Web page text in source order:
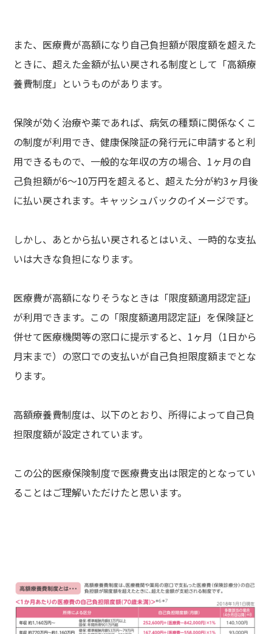
また、医療費が高額になり自己負担額が限度額を超えた
ときに、超えた金額が払い戻される制度として「高額療
養費制度」というものがあります。
保険が効く治療や薬であれば、病気の種類に関係なくこ
の制度が利用でき、健康保険証の発行元に申請すると利
用できるもので、一般的な年収の方の場合、1ヶ月の自
己負担額が6〜10万円を超えると、超えた分が約3ヶ月後
に払い戻されます。キャッシュバックのイメージです。
しかし、あとから払い戻されるとはいえ、一時的な支払
いは大きな負担になります。
医療費が高額になりそうなときは「限度額適用認定証」
が利用できます。この「限度額適用認定証」を保険証と
併せて医療機関等の窓口に提示すると、1ヶ月（1日から
月末まで）の窓口での支払いが自己負担限度額までとな
ります。
高額療養費制度は、以下のとおり、所得によって自己負
担限度額が設定されています。
この公的医療保険制度で医療費支出は限定的となってい
ることはご理解いただけたと思います。